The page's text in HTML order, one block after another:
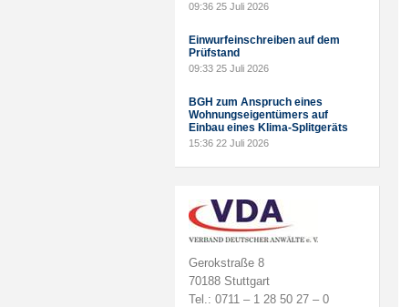
09:36 25 Juli 2026
Einwurfeinschreiben auf dem
Prüfstand
09:33 25 Juli 2026
BGH zum Anspruch eines
Wohnungseigentümers auf
Einbau eines Klima-Splitgeräts
15:36 22 Juli 2026
Gerokstraße 8
70188 Stuttgart
Tel.: 0711 – 1 28 50 27 – 0